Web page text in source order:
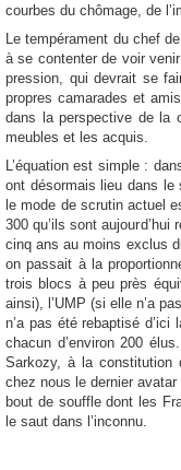
courbes du chômage, de
Le tempérament du chef
à se contenter de voir
pression, qui devrait se
propres camarades et
dans la perspective de la
meubles et les acquis.
L’équation est simple :
ont désormais lieu dans le
le mode de scrutin actuel
300 qu’ils sont
cinq ans au moins exclus
on passait à la
trois blocs à peu près
ainsi), l’UMP (si elle n’a
n’a pas été rebaptisé
chacun d’environ 200
Sarkozy, à la constitution
chez nous le dernier avatar
bout de souffle dont les
le saut dans l’inconnu.